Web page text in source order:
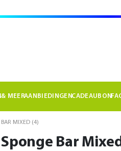
& MEERAANBIEDINGENCADEAUBON
BAR MIXED (4)
Bar